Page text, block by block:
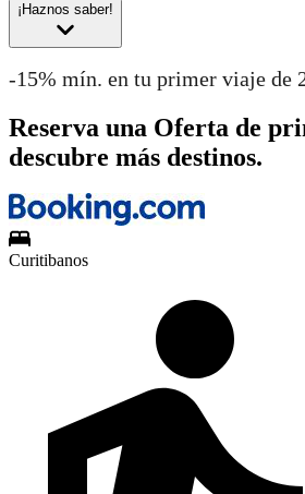
¡Haznos saber!
-15% mín. en tu primer viaje de
Reserva una Oferta de
descubre más destinos.
Curitibanos